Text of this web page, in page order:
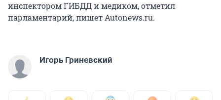
инспектором ГИБДД и медиком, отметил
парламентарий, пишет Autonews.ru.
Игорь Гриневский